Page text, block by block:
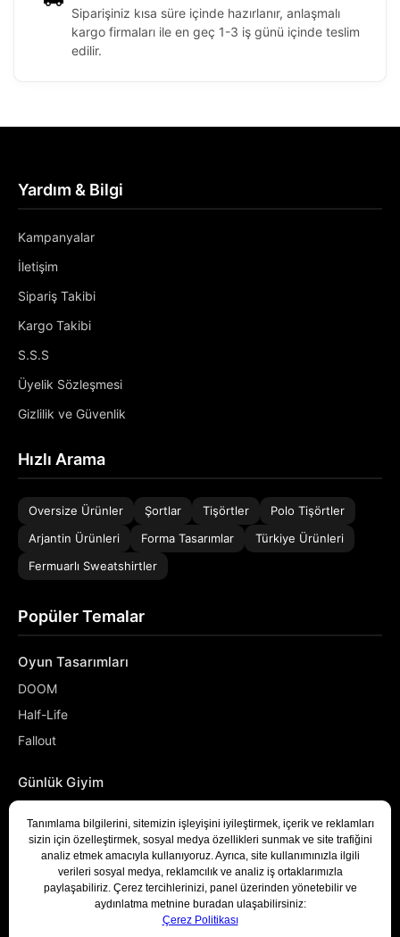
Siparişiniz kısa süre içinde hazırlanır, anlaşmalı
kargo firmaları ile en geç 1-3 iş günü içinde teslim
edilir.
Yardım & Bilgi
Kampanyalar
İletişim
Sipariş Takibi
Kargo Takibi
S.S.S
Üyelik Sözleşmesi
Gizlilik ve Güvenlik
Hızlı Arama
Oversize Ürünler Şortlar Tişörtler
Polo Tişörtler
Arjantin Ürünleri
Forma Tasarımlar
Türkiye Ürünleri
Fermuarlı Sweatshirtler
Popüler Temalar
Oyun Tasarımları
DOOM
Half-Life
Fallout
Günlük Giyim
Denizci
Developer